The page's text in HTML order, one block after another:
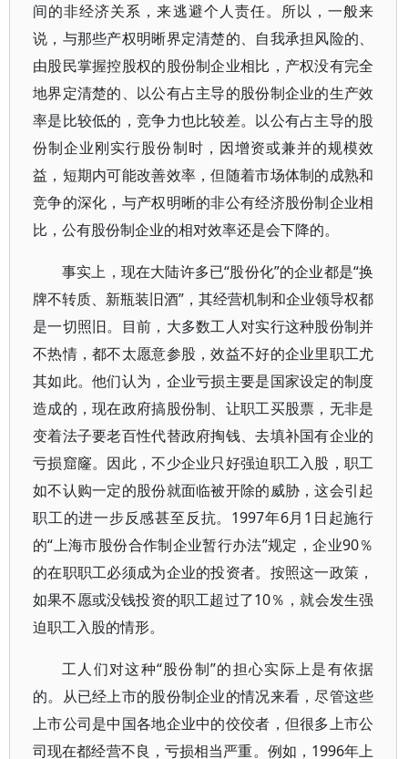
间的非经济关系，来逃避个人责任。所以，一般来
说，与那些产权明晰界定清楚的、自我承担风险的、
由股民掌握控股权的股份制企业相比，产权没有完全
地界定清楚的、以公有占主导的股份制企业的生产效
率是比较低的，竞争力也比较差。以公有占主导的股
份制企业刚实行股份制时，因增资或兼并的规模效
益，短期内可能改善效率，但随着市场体制的成熟和
竞争的深化，与产权明晰的非公有经济股份制企业相
比，公有股份制企业的相对效率还是会下降的。
事实上，现在大陆许多已“股份化”的企业都是“换
牌不转质、新瓶装旧酒”，其经营机制和企业领导权都
是一切照旧。目前，大多数工人对实行这种股份制并
不热情，都不太愿意参股，效益不好的企业里职工尤
其如此。他们认为，企业亏损主要是国家设定的制度
造成的，现在政府搞股份制、让职工买股票，无非是
变着法子要老百性代替政府掏钱、去填补国有企业的
亏损窟窿。因此，不少企业只好强迫职工入股，职工
如不认购一定的股份就面临被开除的威胁，这会引起
职工的进一步反感甚至反抗。1997年6月1日起施行
的“上海市股份合作制企业暂行办法”规定，企业90％
的在职职工必须成为企业的投资者。按照这一政策，
如果不愿或没钱投资的职工超过了10％，就会发生强
迫职工入股的情形。
工人们对这种“股份制”的担心实际上是有依据
的。从已经上市的股份制企业的情况来看，尽管这些
上市公司是中国各地企业中的佼佼者，但很多上市公
司现在都经营不良，亏损相当严重。例如，1996年上